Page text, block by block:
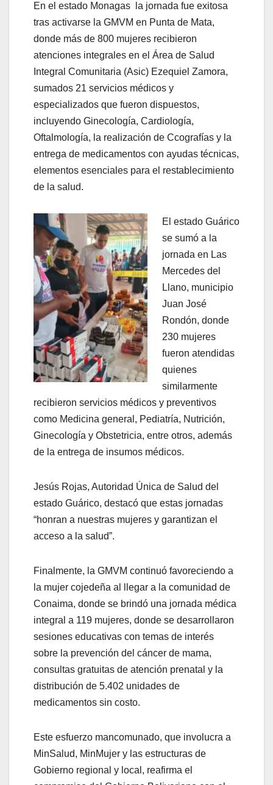
En el estado Monagas la jornada fue exitosa
tras activarse la GMVM en Punta de Mata,
donde más de 800 mujeres recibieron
atenciones integrales en el Área de Salud
Integral Comunitaria (Asic) Ezequiel Zamora,
sumados 21 servicios médicos y
especializados que fueron dispuestos,
incluyendo Ginecología, Cardiología,
Oftalmología, la realización de Ccografías y la
entrega de medicamentos con ayudas técnicas,
elementos esenciales para el restablecimiento
de la salud.
El estado Guárico
se sumó a la
jornada en Las
Mercedes del
Llano, municipio
Juan José
Rondón, donde
230 mujeres
fueron atendidas
quienes
similarmente
recibieron servicios médicos y preventivos
como Medicina general, Pediatría, Nutrición,
Ginecología y Obstetricia, entre otros, además
de la entrega de insumos médicos.
Jesús Rojas, Autoridad Única de Salud del
estado Guárico, destacó que estas jornadas
“honran a nuestras mujeres y garantizan el
acceso a la salud”.
Finalmente, la GMVM continuó favoreciendo a
la mujer cojedeña al llegar a la comunidad de
Conaima, donde se brindó una jornada médica
integral a 119 mujeres, donde se desarrollaron
sesiones educativas con temas de interés
sobre la prevención del cáncer de mama,
consultas gratuitas de atención prenatal y la
distribución de 5.402 unidades de
medicamentos sin costo.
Este esfuerzo mancomunado, que involucra a
MinSalud, MinMujer y las estructuras de
Gobierno regional y local, reafirma el